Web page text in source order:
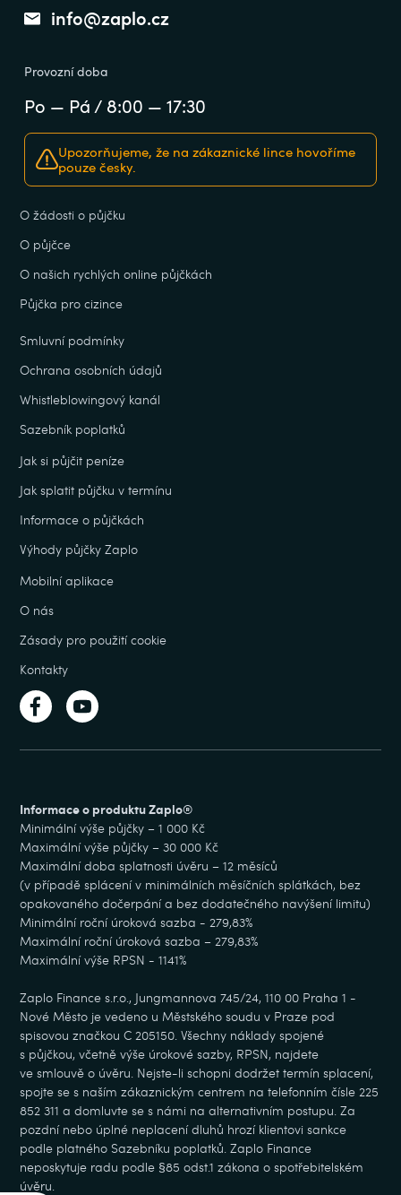
info@zaplo.cz
Provozní doba
Po — Pá / 8:00 — 17:30
Upozorňujeme, že na zákaznické lince hovoříme
pouze česky.
O žádosti o půjčku
O půjčce
O našich rychlých online půjčkách
Půjčka pro cizince
Smluvní podmínky
Ochrana osobních údajů
Whistleblowingový kanál
Sazebník poplatků
Jak si půjčit peníze
Jak splatit půjčku v termínu
Informace o půjčkách
Výhody půjčky Zaplo
Mobilní aplikace
O nás
Zásady pro použití cookie
Kontakty
Informace o produktu Zaplo®
Minimální výše půjčky – 1 000 Kč
Maximální výše půjčky – 30 000 Kč
Maximální doba splatnosti úvěru – 12 měsíců
(v případě splácení v minimálních měsíčních splátkách, bez
opakovaného dočerpání a bez dodatečného navýšení limitu)
Minimální roční úroková sazba - 279,83%
Maximální roční úroková sazba – 279,83%
Maximální výše RPSN - 1141%
Zaplo Finance s.r.o., Jungmannova 745/24, 110 00 Praha 1 -
Nové Město je vedeno u Městského soudu v Praze pod
spisovou značkou C 205150. Všechny náklady spojené
s půjčkou, včetně výše úrokové sazby, RPSN, najdete
ve smlouvě o úvěru. Nejste-li schopni dodržet termín splacení,
spojte se s naším zákaznickým centrem na telefonním čísle 225
852 311 a domluvte se s námi na alternativním postupu. Za
pozdní nebo úplné neplacení dluhů hrozí klientovi sankce
podle platného Sazebníku poplatků. Zaplo Finance
neposkytuje radu podle §85 odst.1 zákona o spotřebitelském
úvěru.